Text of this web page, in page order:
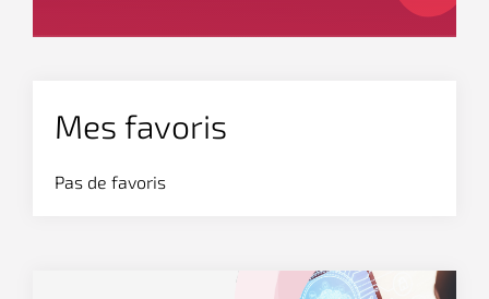
Mes favoris
Pas de favoris